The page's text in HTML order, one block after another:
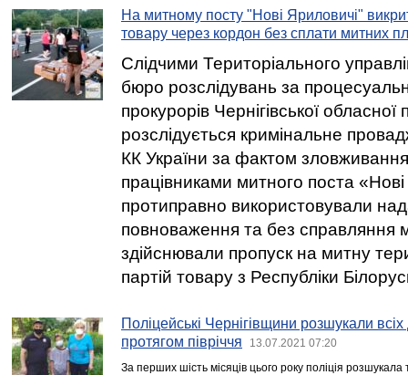
На митному посту "Нові Яриловичі"
товару через кордон без сплати митних
Слідчими Територіального
бюро розслідувань за
прокурорів Чернігівської
розслідується кримінальне
КК України за фактом
працівниками митного поста «Нові
протиправно використовували
повноваження та без справляння
здійснювали пропуск на митну
партій товару з Республіки
Поліцейські Чернігівщини розшукали
протягом півріччя
13.07.2021 07:20
За перших шість місяців цього року поліція